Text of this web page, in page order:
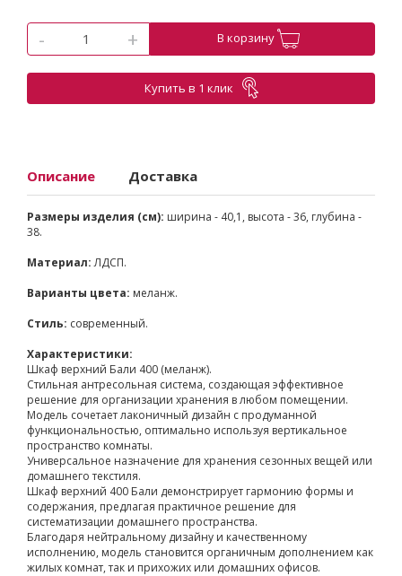
- + В корзину
Купить в 1 клик
Описание Доставка
Размеры изделия (см): ширина - 40,1, высота - 36, глубина -
38.
Материал:ЛДСП.
Варианты цвета: меланж.
Стиль: современный.
Характеристики:
Шкаф верхний Бали 400 (меланж).
Стильная антресольная система, создающая эффективное
решение для организации хранения в любом помещении.
Модель сочетает лаконичный дизайн с продуманной
функциональностью, оптимально используя вертикальное
пространство комнаты.
Универсальное назначение для хранения сезонных вещей или
домашнего текстиля.
Шкаф верхний 400 Бали демонстрирует гармонию формы и
содержания, предлагая практичное решение для
систематизации домашнего пространства.
Благодаря нейтральному дизайну и качественному
исполнению, модель становится органичным дополнением как
жилых комнат, так и прихожих или домашних офисов.